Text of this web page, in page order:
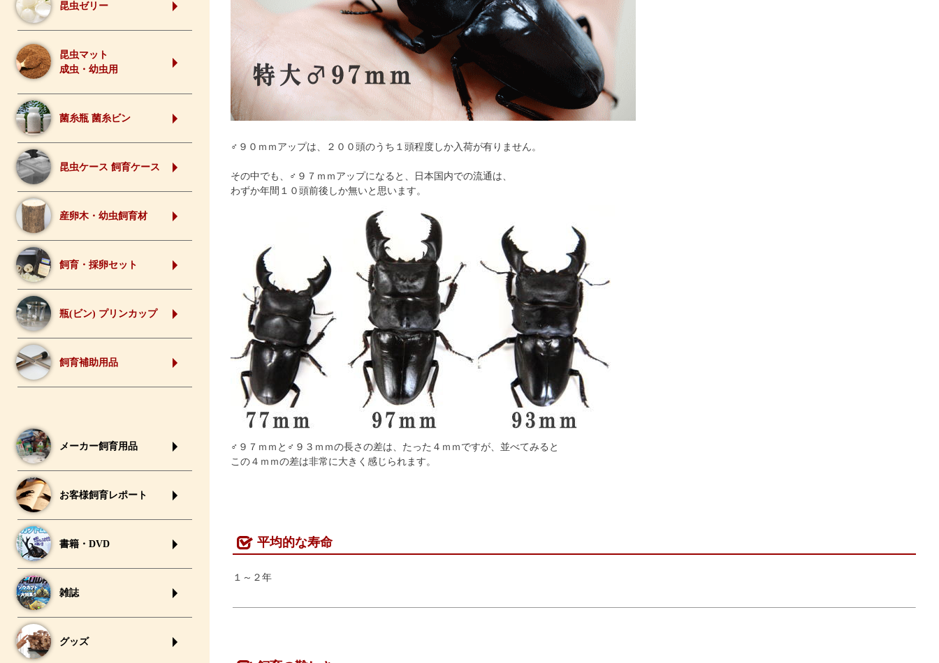
昆虫ゼリー
昆虫マット
成虫・幼虫用
菌糸瓶 菌糸ビン
昆虫ケース 飼育ケース
産卵木・幼虫飼育材
飼育・採卵セット
瓶(ビン) プリンカップ
飼育補助用品
メーカー飼育用品
お客様飼育レポート
書籍・DVD
雑誌
グッズ
♂９０ｍｍアップは、２００頭のうち１頭程度しか入荷が有りません。
その中でも、♂９７ｍｍアップになると、日本国内での流通は、
わずか年間１０頭前後しか無いと思います。
♂９７ｍｍと♂９３ｍｍの長さの差は、たった４ｍｍですが、並べてみると
この４ｍｍの差は非常に大きく感じられます。
平均的な寿命
１～２年